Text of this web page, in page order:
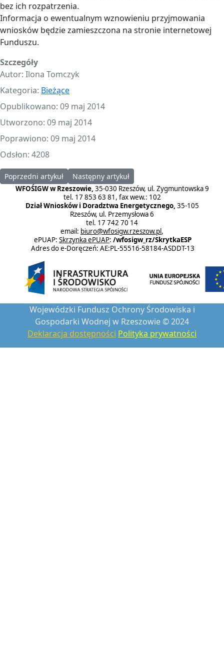
bez ich rozpatrzenia.
Informacja o ewentualnym wznowieniu przyjmowania
wniosków będzie zamieszczona na stronie internetowej
Funduszu.
Szczegóły
Autor: Ilona Tomczyk
Kategoria: Bieżące
Opublikowano: 09 maj 2014
Utworzono: 09 maj 2014
Poprawiono: 09 maj 2014
Odsłon: 4208
Poprzedni artykuł: Informacja o projekcie edukacyjnym
Poprzedni artykuł Następny artykuł: Informacja o zamknięciu
Następny artykuł
WFOŚIGW w Rzeszowie, 35-030 Rzeszów, ul. Zygmuntowska 9
tel. 17 853 63 81, fax wew.: 102
Dział Wniosków i Doradztwa Energetycznego, 35-105
Rzeszów, ul. Przemysłowa 6
tel. 17 742 70 14
email: biuro@wfosigw.rzeszow.pl,
ePUAP: Skrzynka ePUAP: /wfosigw_rz/SkrytkaESP
Adres do e-Doręczeń: AE:PL-55516-58184-ASDDT-13
Wojewódzki Fundusz Ochrony Środowiska i
Gospodarki Wodnej w Rzeszowie © 2024
Deklaracja dostępności Polityka prywatności